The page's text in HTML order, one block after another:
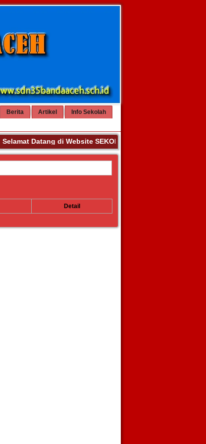
Berita Artikel
Info Sekolah
Selamat Datang di Website SEKOLAH DASAR NEGERI 35
Detail